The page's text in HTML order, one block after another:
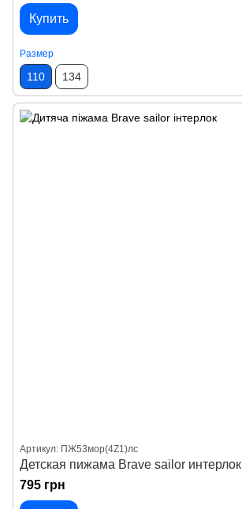
Купить
Размер
110 134
Артикул: ПЖ53мор(4Z1)лс
Детская пижама Brave sailor интерлок
795 грн